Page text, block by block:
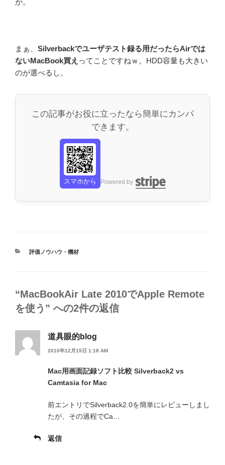
まぁ、 Silverbackでユーザテスト録る用だったらAirでは
ないMacBook買え ってことですねｗ。HDD容量も大きい
のが選べるし。
この記事がお役に立ったなら簡単にカンパ
できます。
スマホから Powered by
カ
評価ノウハウ・機材
“MacBookAir Late 2010でApple Remote
を使う” への2件の返信
道具眼的blog
2010年12月15日 1:18 AM
Mac用画面記録ソフト比較 Silverback2 vs
Camtasia for Mac
前エントリでSilverback2.0を簡単にレビューしまし
たが、その過程でCa…
返信